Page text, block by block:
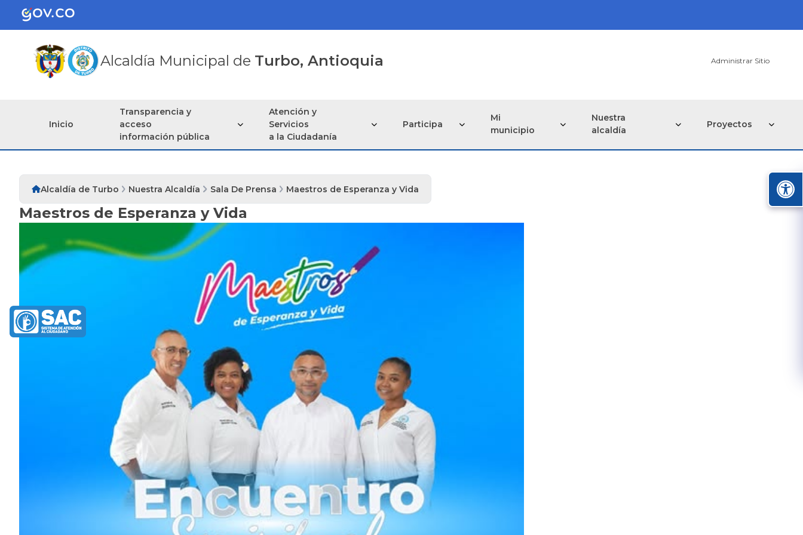
Alcaldía Municipal de Turbo, Antioquia Administrar Sitio
Inicio
Transparencia y
acceso
información pública
Atención y
Servicios
a la Ciudadanía
Participa
Mi
municipio
Nuestra
alcaldía
Proyectos
Alcaldía de Turbo Nuestra Alcaldía Sala De Prensa Maestros de Esperanza y Vida
Maestros de Esperanza y Vida